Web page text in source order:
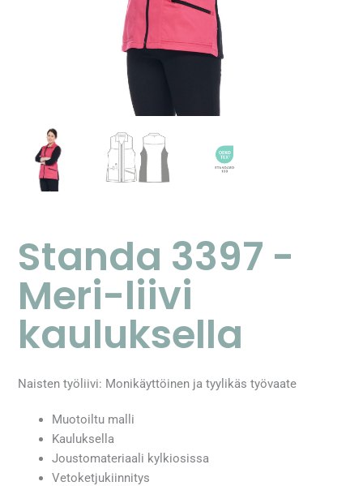
Standa 3397 -
Meri-liivi
kauluksella
Naisten työliivi: Monikäyttöinen ja tyylikäs työvaate
Muotoiltu malli
Kauluksella
Joustomateriaali kylkiosissa
Vetoketjukiinnitys